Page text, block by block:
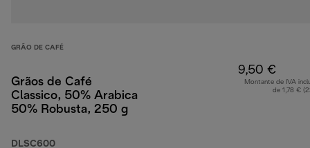
GRÃO DE CAFÉ
Grãos de Café
Classico, 50% Arabica
50% Robusta, 250 g
DLSC600
9,50 €
Montante de IVA
de 1,78 €